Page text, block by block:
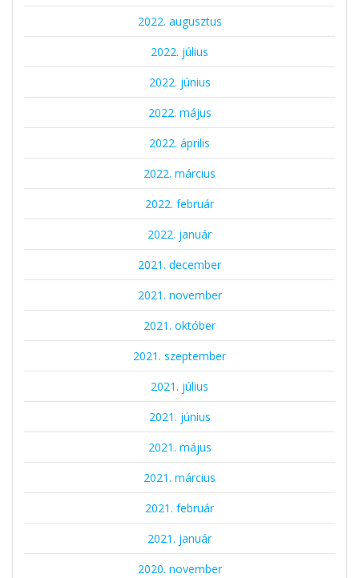
2022. augusztus
2022. július
2022. június
2022. május
2022. április
2022. március
2022. február
2022. január
2021. december
2021. november
2021. október
2021. szeptember
2021. július
2021. június
2021. május
2021. március
2021. február
2021. január
2020. november